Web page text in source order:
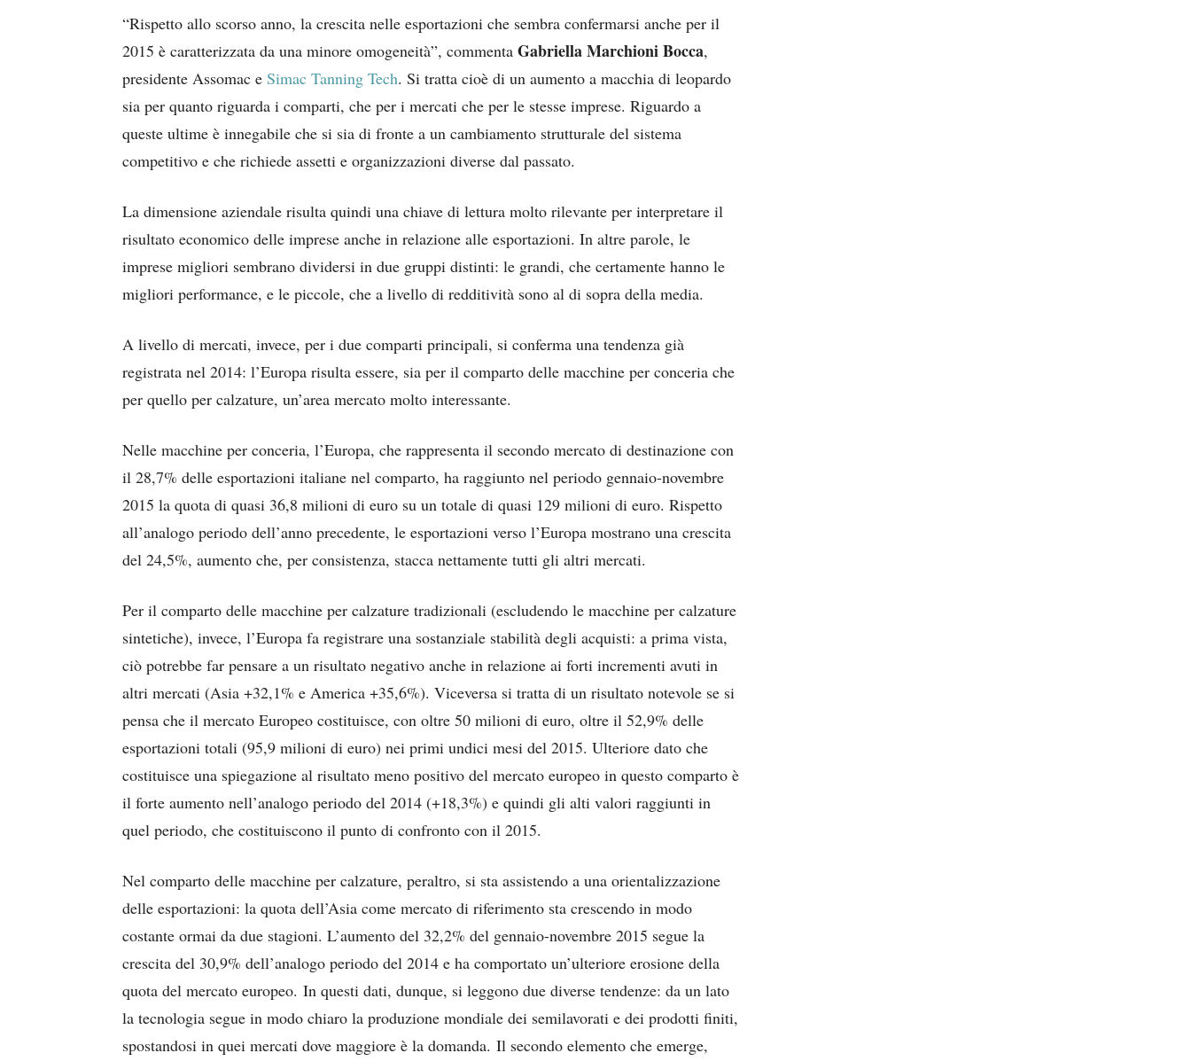
“Rispetto allo scorso anno, la crescita nelle esportazioni che sembra confermarsi anche per il
2015 è caratterizzata da una minore omogeneità”, commenta Gabriella Marchioni Bocca,
presidente Assomac e Simac Tanning Tech. Si tratta cioè di un aumento a macchia di leopardo
sia per quanto riguarda i comparti, che per i mercati che per le stesse imprese. Riguardo a
queste ultime è innegabile che si sia di fronte a un cambiamento strutturale del sistema
competitivo e che richiede assetti e organizzazioni diverse dal passato.
La dimensione aziendale risulta quindi una chiave di lettura molto rilevante per interpretare il
risultato economico delle imprese anche in relazione alle esportazioni. In altre parole, le
imprese migliori sembrano dividersi in due gruppi distinti: le grandi, che certamente hanno le
migliori performance, e le piccole, che a livello di redditività sono al di sopra della media.
A livello di mercati, invece, per i due comparti principali, si conferma una tendenza già
registrata nel 2014: l’Europa risulta essere, sia per il comparto delle macchine per conceria che
per quello per calzature, un’area mercato molto interessante.
Nelle macchine per conceria, l’Europa, che rappresenta il secondo mercato di destinazione con
il 28,7% delle esportazioni italiane nel comparto, ha raggiunto nel periodo gennaio-novembre
2015 la quota di quasi 36,8 milioni di euro su un totale di quasi 129 milioni di euro. Rispetto
all’analogo periodo dell’anno precedente, le esportazioni verso l’Europa mostrano una crescita
del 24,5%, aumento che, per consistenza, stacca nettamente tutti gli altri mercati.
Per il comparto delle macchine per calzature tradizionali (escludendo le macchine per calzature
sintetiche), invece, l’Europa fa registrare una sostanziale stabilità degli acquisti: a prima vista,
ciò potrebbe far pensare a un risultato negativo anche in relazione ai forti incrementi avuti in
altri mercati (Asia +32,1% e America +35,6%). Viceversa si tratta di un risultato notevole se si
pensa che il mercato Europeo costituisce, con oltre 50 milioni di euro, oltre il 52,9% delle
esportazioni totali (95,9 milioni di euro) nei primi undici mesi del 2015. Ulteriore dato che
costituisce una spiegazione al risultato meno positivo del mercato europeo in questo comparto è
il forte aumento nell’analogo periodo del 2014 (+18,3%) e quindi gli alti valori raggiunti in
quel periodo, che costituiscono il punto di confronto con il 2015.
Nel comparto delle macchine per calzature, peraltro, si sta assistendo a una orientalizzazione
delle esportazioni: la quota dell’Asia come mercato di riferimento sta crescendo in modo
costante ormai da due stagioni. L’aumento del 32,2% del gennaio-novembre 2015 segue la
crescita del 30,9% dell’analogo periodo del 2014 e ha comportato un’ulteriore erosione della
quota del mercato europeo. In questi dati, dunque, si leggono due diverse tendenze: da un lato
la tecnologia segue in modo chiaro la produzione mondiale dei semilavorati e dei prodotti finiti,
spostandosi in quei mercati dove maggiore è la domanda. Il secondo elemento che emerge,